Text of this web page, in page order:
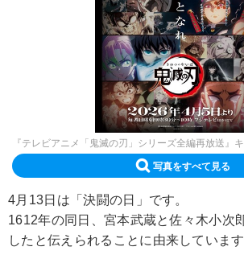
『テレビアニメ「鬼滅の刃」シリーズ全編再放送』
写真をすべて見る
4月13日は「決闘の日」です。
1612年の同日、宮本武蔵と佐々木小次
したと伝えられることに由来しています